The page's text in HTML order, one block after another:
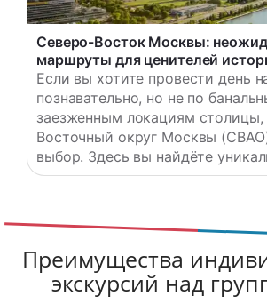
Северо-Восток Москвы:
маршруты для ценителей
Если вы хотите провести день
познавательно, но не по
заезженным локациям
Восточный округ Москвы
выбор. Здесь вы найдёте
исторические объекты и
телебашня Одна из самых
телебашен в мире (540 метров),
в 1967 году по проекту
Никитина.…
Преимущества
экскурсий над